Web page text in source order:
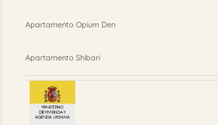
Apartamento Opium Den
Apartamento Shibari